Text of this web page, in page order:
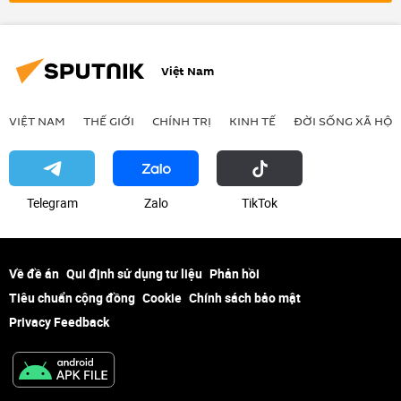
Tác giả
Việt Nam trên báo chí nước ngoài
Hợp tác Nga-Việt
Việt Nam
VIỆT NAM THẾ GIỚI CHÍNH TRỊ KINH TẾ ĐỜI SỐNG XÃ HỘI
Telegram Zalo ТikТоk
Về đề án Qui định sử dụng tư liệu Phản hồi
Tiêu chuẩn cộng đồng Cookie Chính sách bảo mật
Privacy Feedback